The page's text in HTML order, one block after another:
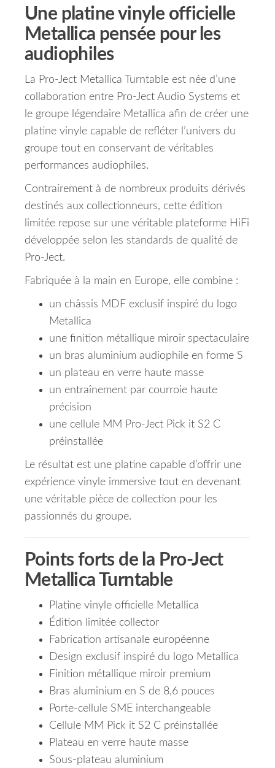
Une platine vinyle officielle
Metallica pensée pour les
audiophiles
La Pro-Ject Metallica Turntable est née d’une
collaboration entre Pro-Ject Audio Systems et
le groupe légendaire Metallica afin de créer une
platine vinyle capable de refléter l’univers du
groupe tout en conservant de véritables
performances audiophiles.
Contrairement à de nombreux produits dérivés
destinés aux collectionneurs, cette édition
limitée repose sur une véritable plateforme HiFi
développée selon les standards de qualité de
Pro-Ject.
Fabriquée à la main en Europe, elle combine :
un châssis MDF exclusif inspiré du logo
Metallica
une finition métallique miroir spectaculaire
un bras aluminium audiophile en forme S
un plateau en verre haute masse
un entraînement par courroie haute
précision
une cellule MM Pro-Ject Pick it S2 C
préinstallée
Le résultat est une platine capable d’offrir une
expérience vinyle immersive tout en devenant
une véritable pièce de collection pour les
passionnés du groupe.
Points forts de la Pro-Ject
Metallica Turntable
Platine vinyle officielle Metallica
Édition limitée collector
Fabrication artisanale européenne
Design exclusif inspiré du logo Metallica
Finition métallique miroir premium
Bras aluminium en S de 8,6 pouces
Porte-cellule SME interchangeable
Cellule MM Pick it S2 C préinstallée
Plateau en verre haute masse
Sous-plateau aluminium